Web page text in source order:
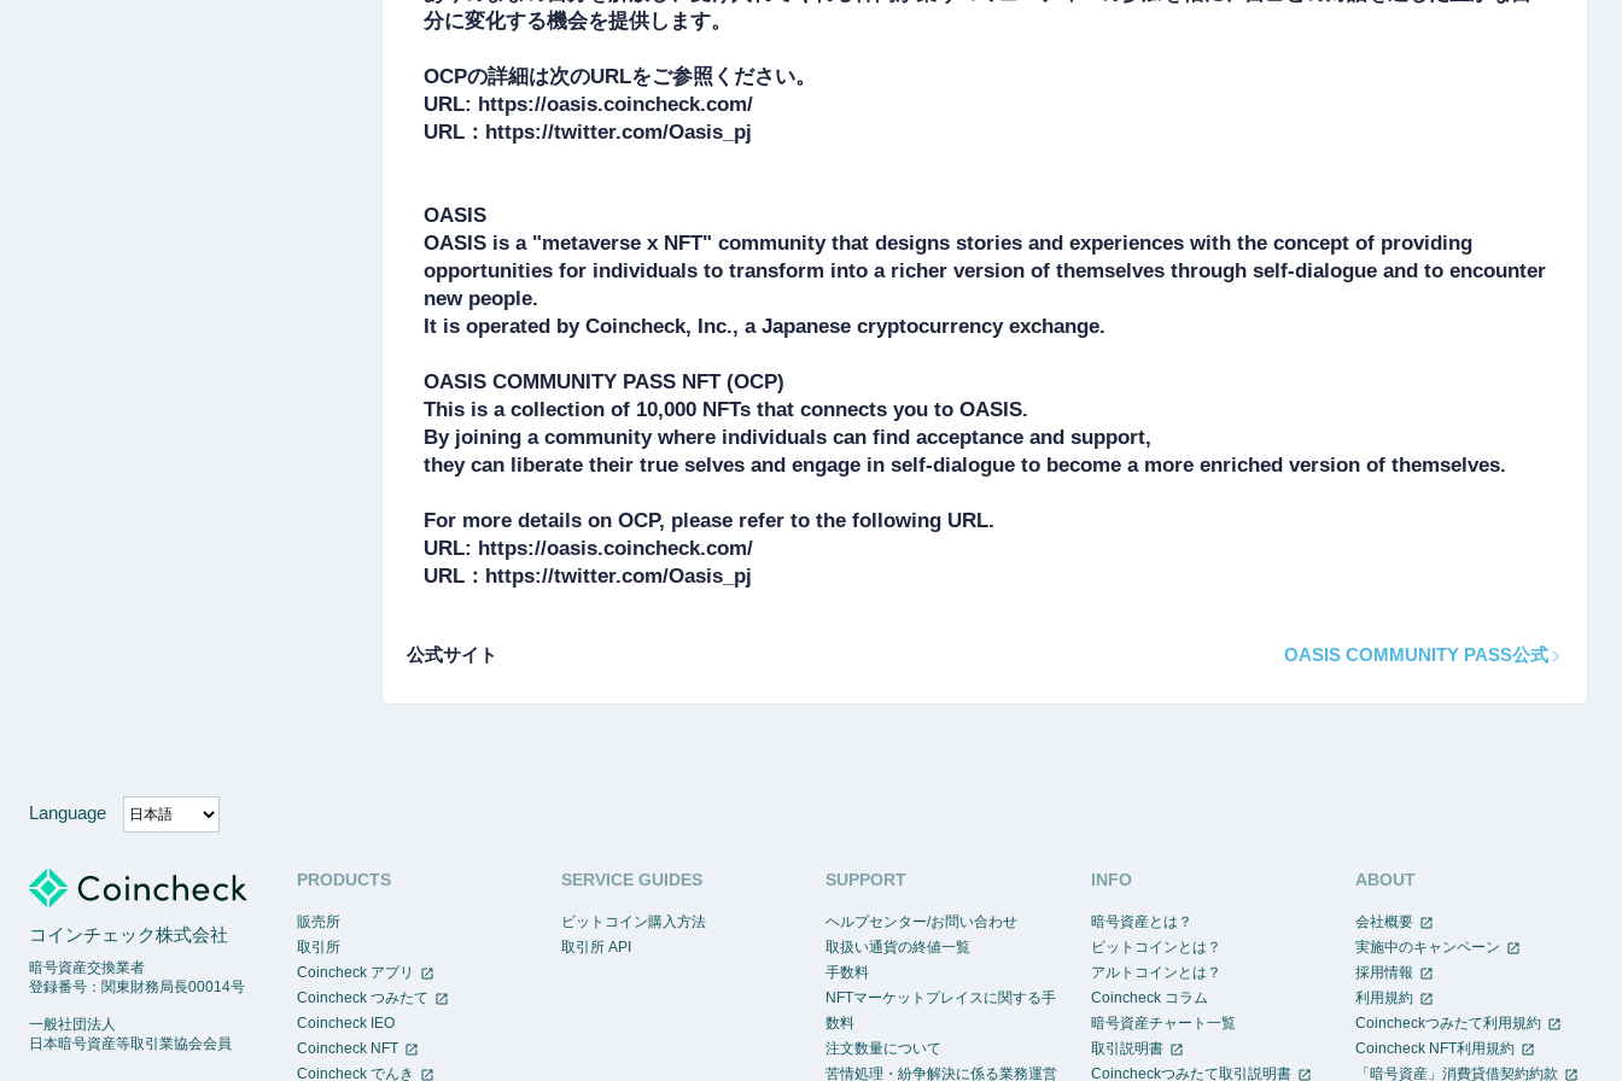
分に変化する機会を提供します。
OCPの詳細は次のURLをご参照ください。
URL: https://oasis.coincheck.com/
URL：https://twitter.com/Oasis_pj
OASIS
OASIS is a "metaverse x NFT" community that designs stories and experiences with the concept of providing
opportunities for individuals to transform into a richer version of themselves through self-dialogue and to encounter
new people.
It is operated by Coincheck, Inc., a Japanese cryptocurrency exchange.
OASIS COMMUNITY PASS NFT (OCP)
This is a collection of 10,000 NFTs that connects you to OASIS.
By joining a community where individuals can find acceptance and support,
they can liberate their true selves and engage in self-dialogue to become a more enriched version of themselves.
For more details on OCP, please refer to the following URL.
URL: https://oasis.coincheck.com/
公式サイト OASIS COMMUNITY PASS公式
Language
コインチェック株式会社
暗号資産交換業者
登録番号：関東財務局長00014号
一般社団法人
日本暗号資産等取引業協会会員
PRODUCTS
販売所
取引所
Coincheck アプリ
Coincheck つみたて
Coincheck IEO
Coincheck NFT
Coincheck でんき
SERVICE GUIDES
ビットコイン購入方法
取引所 API
SUPPORT
ヘルプセンター/お問い合わせ
取扱い通貨の終値一覧
手数料
NFTマーケットプレイスに関する手
数料
注文数量について
苦情処理・紛争解決に係る業務運営
INFO
暗号資産とは？
ビットコインとは？
アルトコインとは？
Coincheck コラム
暗号資産チャート一覧
取引説明書
Coincheckつみたて取引説明書
ABOUT
会社概要
実施中のキャンペーン
採用情報
利用規約
Coincheckつみたて利用規約
Coincheck NFT利用規約
「暗号資産」消費貸借契約約款